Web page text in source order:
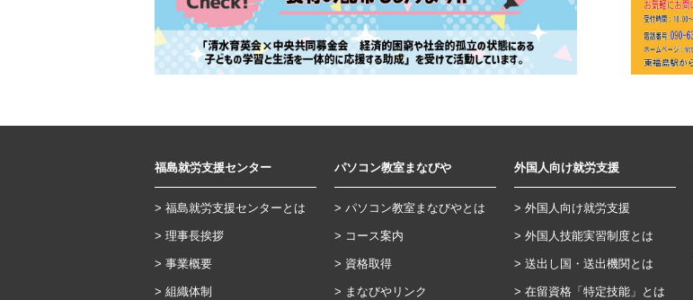
福島就労支援センター
福島就労支援センターとは
理事長挨拶
事業概要
組織体制
パソコン教室まなびや
パソコン教室まなびやとは
コース案内
資格取得
まなびやリンク
外国人向け就労支援
外国人向け就労支援
外国人技能実習制度とは
送出し国・送出機関とは
在留資格「特定技能」とは